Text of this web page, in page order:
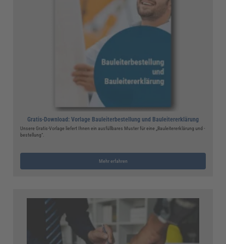
Gratis-Download: Vorlage Bauleiterbestellung und Bauleitererklärung
Unsere Gratis-Vorlage liefert Ihnen ein ausfüllbares Muster für eine „Bauleitererklärung und -
bestellung“.
Mehr erfahren